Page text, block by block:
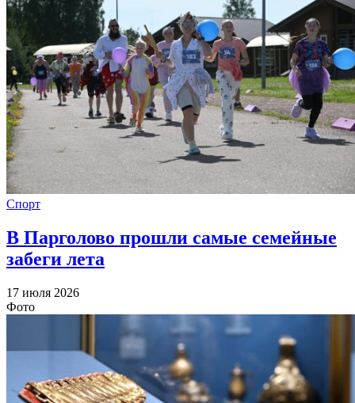
Спорт
В Парголово прошли самые семейные
забеги лета
17 июля 2026
Фото